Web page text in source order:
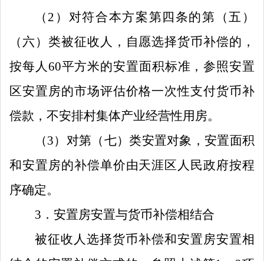
（ 2 ） 对符合本方案第四条的第
（五）
（六）类被征收人， 自愿选择货币补偿的，
按每人 60平方米的安置面积标准 ，参照安置
区安置房的市场评估价格一次性支付货币补
偿款 ， 不安排村集体产业经营性用房。
（3） 对第（七）类安置对象，安置面积
和安置房的补偿单价由天涯区人民政府按程
序确定。
3 ． 安置房安置与货币补偿相结合
被征收人选择货币补偿和安置房安置相